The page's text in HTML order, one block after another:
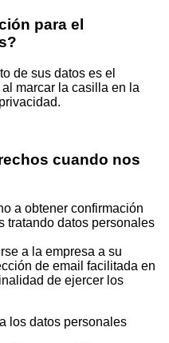
para el
de sus datos es el
marcar la casilla en la
cuando nos
a obtener confirmación
tratando datos personales
a la empresa a su
de email facilitada en
de ejercer los
los datos personales